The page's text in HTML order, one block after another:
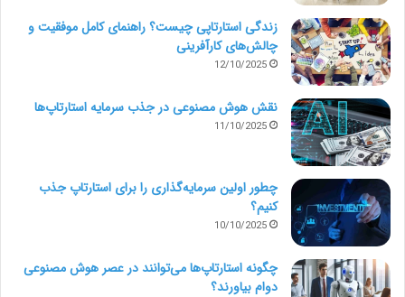
مدیریت حساب های گذشته
آماده سازی اظهارنامه های ماهانه سود و زیان
در نهایت، همه تلاش خود را برای تخمین بودجه و زمان
بندی آن انجام دهید. آیا نیاز به مشاوره یکساله دارید تا به
شما در حفظ دفاتر حساب کمک کند و به امور فروشندگان و
حقوق و دستمزد بپردازد؟ یا آیا این تعهد بر اساس چیزی
بیش از یک پروژه استوار است؟ (مثلا دوره زمانی حسابداری
مالیات). هر زمان که توانستید زمان بندی، اقلام قابل تحویل
زندگی استارتاپی چیست؟ راهنمای کامل موفقیت و
چالش‌های کارآفرینی
12/10/2025
نقش هوش مصنوعی در جذب سرمایه استارتاپ‌ها
11/10/2025
چطور اولین سرمایه‌گذاری را برای استارتاپ جذب
کنیم؟
10/10/2025
چگونه استارتاپ‌ها می‌توانند در عصر هوش مصنوعی
دوام بیاورند؟